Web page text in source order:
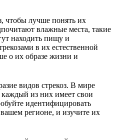
чтобы лучше понять их
влажные места, такие
находить пищу и
в их естественной
о их образе жизни и
видов стрекоз. В мире
каждый из них имеет свои
идентифицировать
регионе, и изучите их